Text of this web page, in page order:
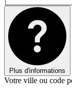
Plus d'informations
Votre ville ou code